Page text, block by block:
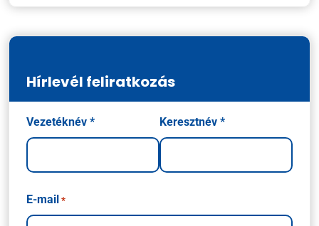
Hírlevél feliratkozás
Név
*
Vezetéknév * Keresztnév *
E-mail *